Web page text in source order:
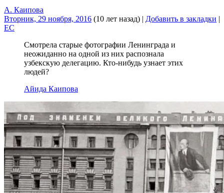
А. Каипова
Вторник, 29 ноября, 2016 (10 лет назад) | Добавить в закладки |
EC
Смотрела старые фотографии Ленинграда и
неожиданно на одной из них распознала
узбекскую делегацию. Кто-нибудь узнает этих
людей?
Айида Каипова